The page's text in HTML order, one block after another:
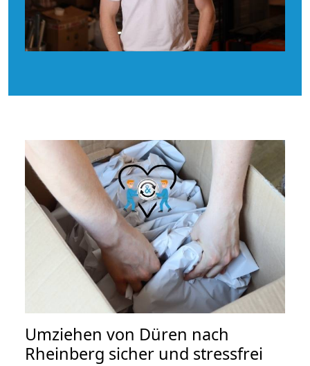
Umziehen von Düren nach
Rheinberg sicher und stressfrei